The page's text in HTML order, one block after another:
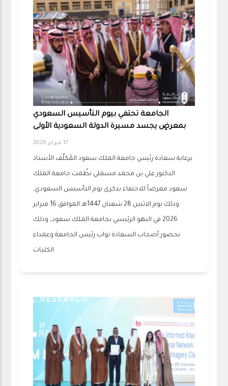
الجامعة تحتفي بيوم التأسيس السعودي
بمعرضٍ يجسد مسيرة الدولة السعودية الأولى
17 فبراير 2026
برعاية سعادة رئيس جامعة الملك سعود المُكلِّف الأستاذ
الدكتور علي بن محمد مسملي نظّمت جامعة الملك
سعود معرضاً للاحتفاء بذكرى يوم التأسيس السعودي,
وذلك يوم الاثنين 28 شعبان 1447هـ الموافق 16 فبراير
2026 في البهو الرئيسي بجامعة الملك سعود، وذلك
بحضور أصحاب السعادة نواب رئيس الجامعة وعمداء
الكليات